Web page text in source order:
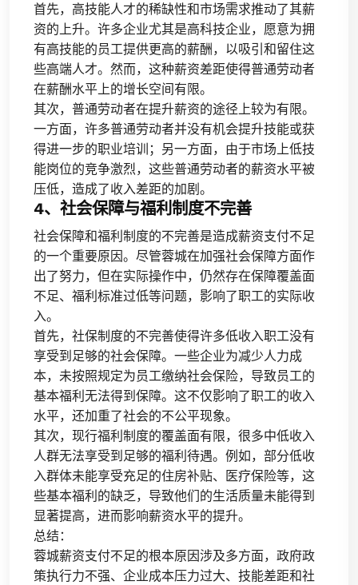
首先，高技能人才的稀缺性和市场需求推动了其薪
资的上升。许多企业尤其是高科技企业，愿意为拥
有高技能的员工提供更高的薪酬，以吸引和留住这
些高端人才。然而，这种薪资差距使得普通劳动者
在薪酬水平上的增长空间有限。
其次，普通劳动者在提升薪资的途径上较为有限。
一方面，许多普通劳动者并没有机会提升技能或获
得进一步的职业培训；另一方面，由于市场上低技
能岗位的竞争激烈，这些普通劳动者的薪资水平被
压低，造成了收入差距的加剧。
4、社会保障与福利制度不完善
社会保障和福利制度的不完善是造成薪资支付不足
的一个重要原因。尽管蓉城在加强社会保障方面作
出了努力，但在实际操作中，仍然存在保障覆盖面
不足、福利标准过低等问题，影响了职工的实际收
入。
首先，社保制度的不完善使得许多低收入职工没有
享受到足够的社会保障。一些企业为减少人力成
本，未按照规定为员工缴纳社会保险，导致员工的
基本福利无法得到保障。这不仅影响了职工的收入
水平，还加重了社会的不公平现象。
其次，现行福利制度的覆盖面有限，很多中低收入
人群无法享受到足够的福利待遇。例如，部分低收
入群体未能享受充足的住房补贴、医疗保险等，这
些基本福利的缺乏，导致他们的生活质量未能得到
显著提高，进而影响薪资水平的提升。
总结：
蓉城薪资支付不足的根本原因涉及多方面，政府政
策执行力不强、企业成本压力过大、技能差距和社